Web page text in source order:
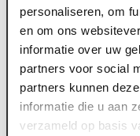
personaliseren, om
en om ons
informatie over uw
partners voor social
partners kunnen
informatie die u aan
verzameld op basis
lengte 3000 mm
Meld je aan of
te krijgen tot